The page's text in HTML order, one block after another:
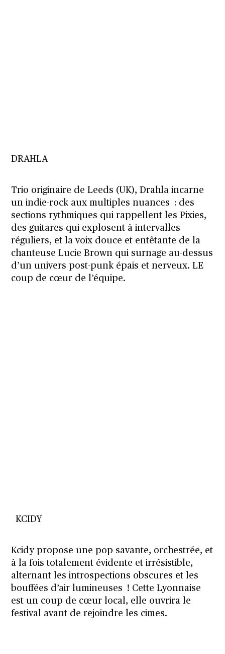
DRAHLA
Trio originaire de Leeds (UK), Drahla incarne
un indie-rock aux multiples nuances : des
sections rythmiques qui rappellent les Pixies,
des guitares qui explosent à intervalles
réguliers, et la voix douce et entêtante de la
chanteuse Lucie Brown qui surnage au-dessus
d’un univers post-punk épais et nerveux. LE
coup de cœur de l’équipe.
KCIDY
Kcidy propose une pop savante, orchestrée, et
à la fois totalement évidente et irrésistible,
alternant les introspections obscures et les
bouffées d’air lumineuses ! Cette Lyonnaise
est un coup de cœur local, elle ouvrira le
festival avant de rejoindre les cimes.